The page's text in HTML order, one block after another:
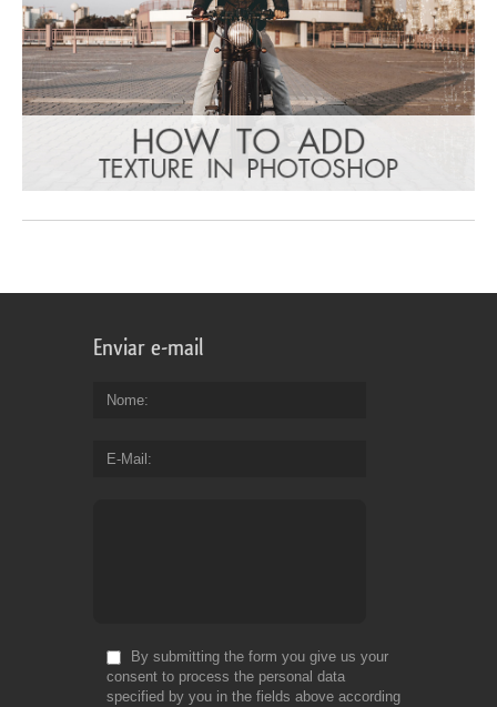
Enviar e-mail
Nome
E-Mail
By submitting the form you give us your
consent to process the personal data
specified by you in the fields above according